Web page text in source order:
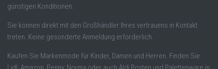
günstigen Konditionen.
Sie können direkt mit den Großhändler Ihres vertrauens in Kontakt
treten. Keine gesonderte Anmeldung erforderlich.
Kaufen Sie Markenmode für Kinder, Damen und Herren. Finden Sie